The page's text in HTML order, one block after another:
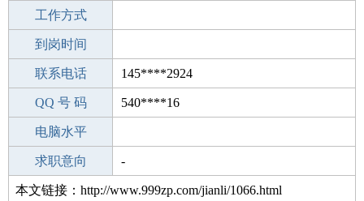
工作经验
工作方式
驾 照
到岗时间
期望月薪
联系电话 145****2924
手机号码 145****2924
QQ 号 码 540****16
微信号码
电脑水平
外语水平
求职意向 -
本文链接：http://www.999zp.com/jianli/1066.html